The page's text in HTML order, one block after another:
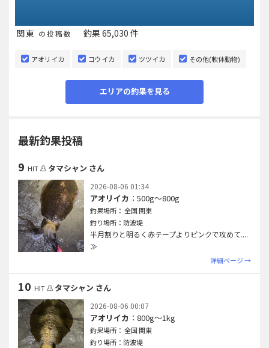
茨城
関東 の投稿数 釣果 65,030 件
アオリイカ コウイカ ツツイカ その他(軟体動物)
エリアの釣果を見る
最新釣果投稿
9 HIT タマシャン さん
2026-08-06 01:34
アオリイカ ：500g〜800g
釣果場所： 全国 関東
釣り場所：防波堤
半月割りと明るく赤テープよりピンクで攻めて....
≫
詳細ページ →
10 HIT タマシャン さん
2026-08-06 00:07
アオリイカ ：800g〜1kg
釣果場所： 全国 関東
釣り場所：防波堤